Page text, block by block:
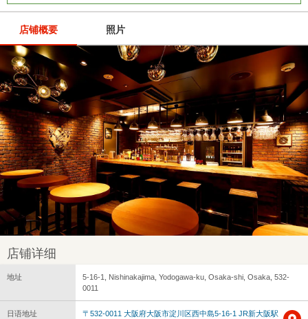
店铺概要 照片
店铺详细
地址
5-16-1, Nishinakajima, Yodogawa-ku, Osaka-shi, Osaka, 532-
0011
日语地址
〒532-0011 大阪府大阪市淀川区西中島5-16-1 JR新大阪駅